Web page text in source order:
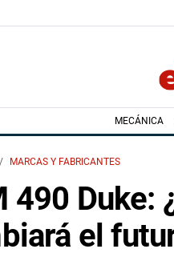
MECÁNICA
MARCAS Y FABRICANTES
490 Duke:
el